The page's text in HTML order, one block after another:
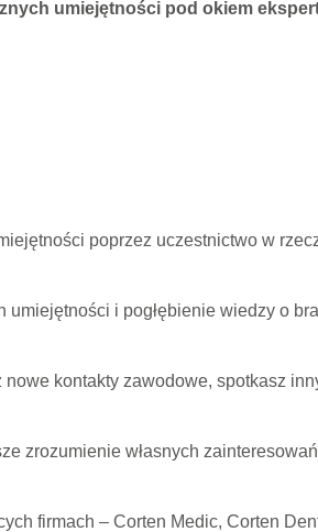
umiejętności pod okiem
poprzez uczestnictwo w
i pogłębienie wiedzy o
kontakty zawodowe, spotkasz
zrozumienie własnych
firmach – Corten Medic, Corten